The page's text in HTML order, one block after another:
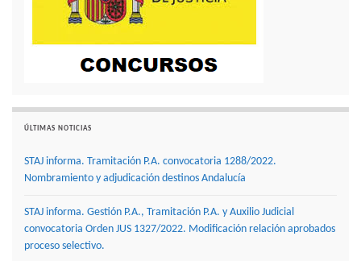
ÚLTIMAS NOTICIAS
STAJ informa. Tramitación P.A. convocatoria 1288/2022.
Nombramiento y adjudicación destinos Andalucía
STAJ informa. Gestión P.A., Tramitación P.A. y Auxilio Judicial
convocatoria Orden JUS 1327/2022. Modificación relación aprobados
proceso selectivo.